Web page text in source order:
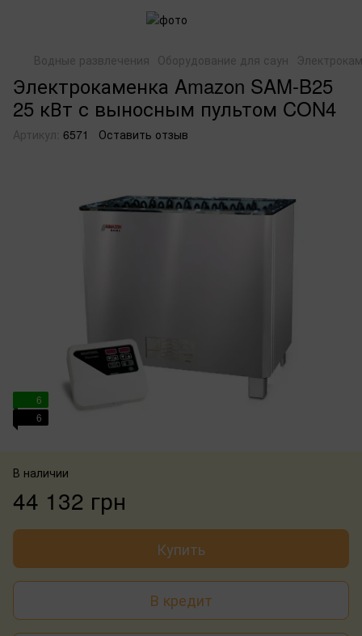
Водные развлечения Оборудование для саун
Электрокаменка Amazon SAM-B25
25 кВт с выносным пультом CON4
Артикул: 6571 Оставить отзыв
6
6
В наличии
44 132 грн
Купить
В кредит